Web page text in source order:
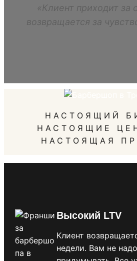
«Клиент приходит за
возвращается за
НАСТОЯЩИЙ
НАСТОЯЩИЕ
НАСТОЯЩАЯ
Высокий LTV
Клиент
недели. Вам не